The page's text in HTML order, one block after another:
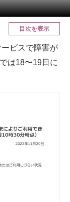
目次を表示
ビスで障害が
は18〜19日に